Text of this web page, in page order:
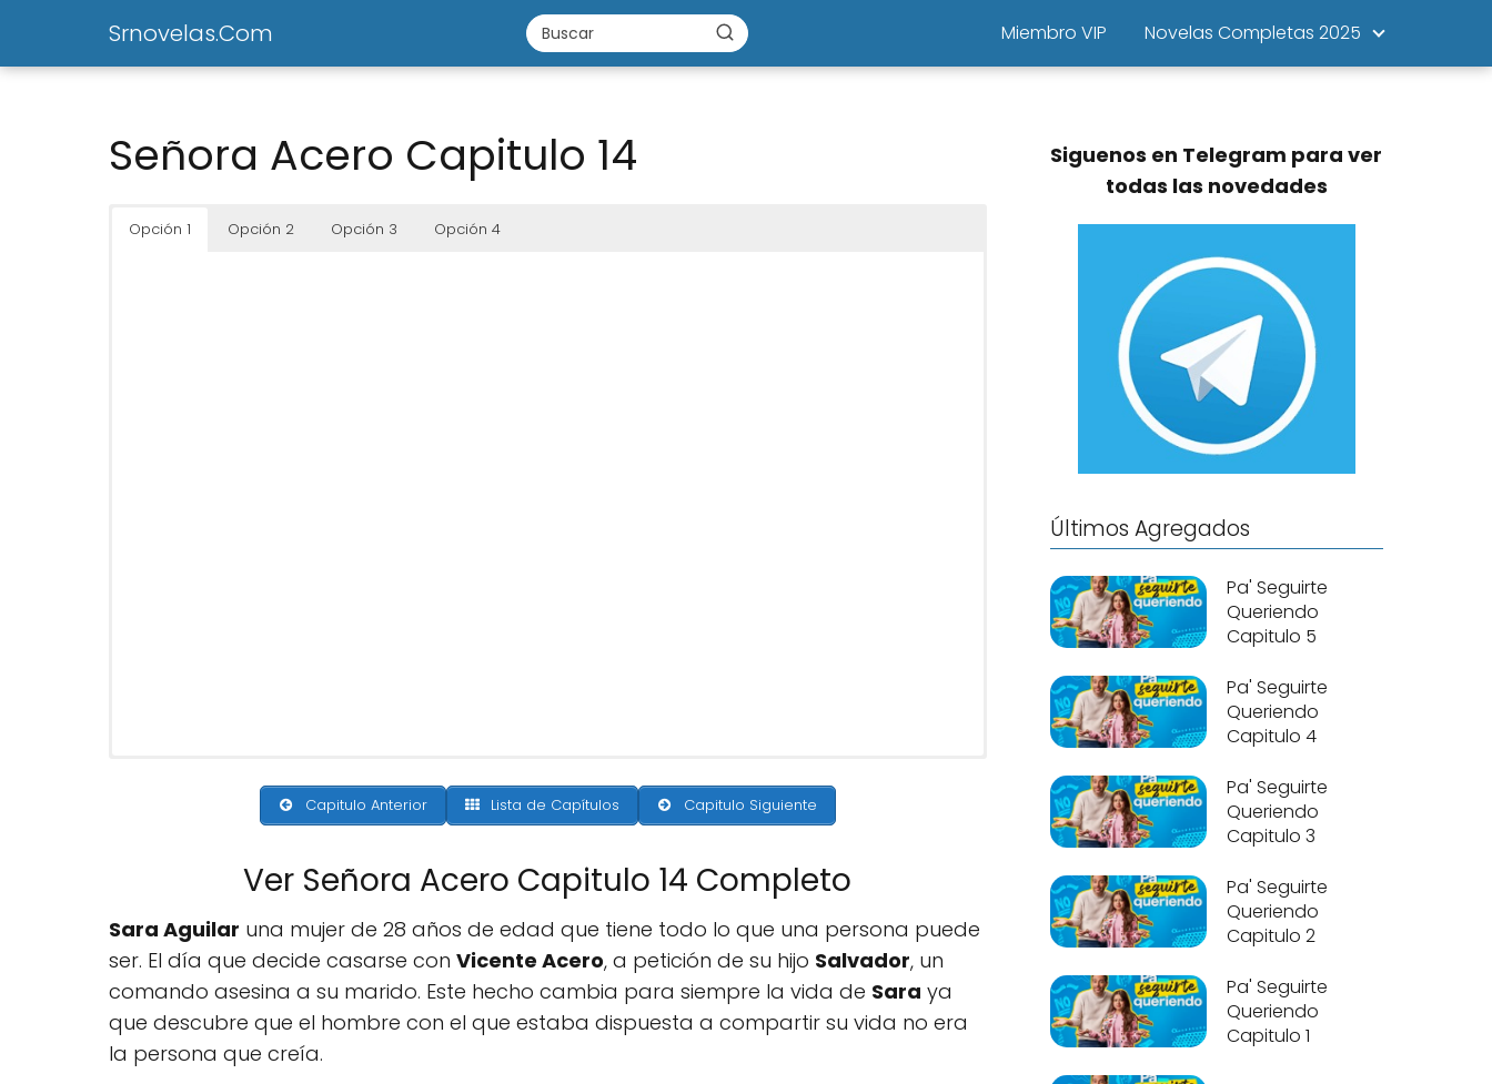
Srnovelas.Com Miembro VIP Novelas Completas 2025
Señora Acero Capitulo 14
Opción 1 Opción 2 Opción 3 Opción 4
Capitulo Anterior Lista de Capítulos Capitulo Siguiente
Ver Señora Acero Capitulo 14 Completo
Sara Aguilar una mujer de 28 años de edad que tiene todo lo que una persona puede
ser. El día que decide casarse con Vicente Acero, a petición de su hijo Salvador, un
comando asesina a su marido. Este hecho cambia para siempre la vida de Sara ya
que descubre que el hombre con el que estaba dispuesta a compartir su vida no era
la persona que creía.
Siguenos en Telegram para ver
todas las novedades
Últimos Agregados
Pa' Seguirte
Queriendo
Capitulo 5
Pa' Seguirte
Queriendo
Capitulo 4
Pa' Seguirte
Queriendo
Capitulo 3
Pa' Seguirte
Queriendo
Capitulo 2
Pa' Seguirte
Queriendo
Capitulo 1